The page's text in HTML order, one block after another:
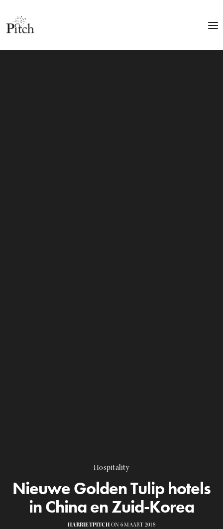
Hospitality
Nieuwe Golden Tulip hotels
in China en Zuid-Korea
HARRIETPITCH ON 6 MAART 2018